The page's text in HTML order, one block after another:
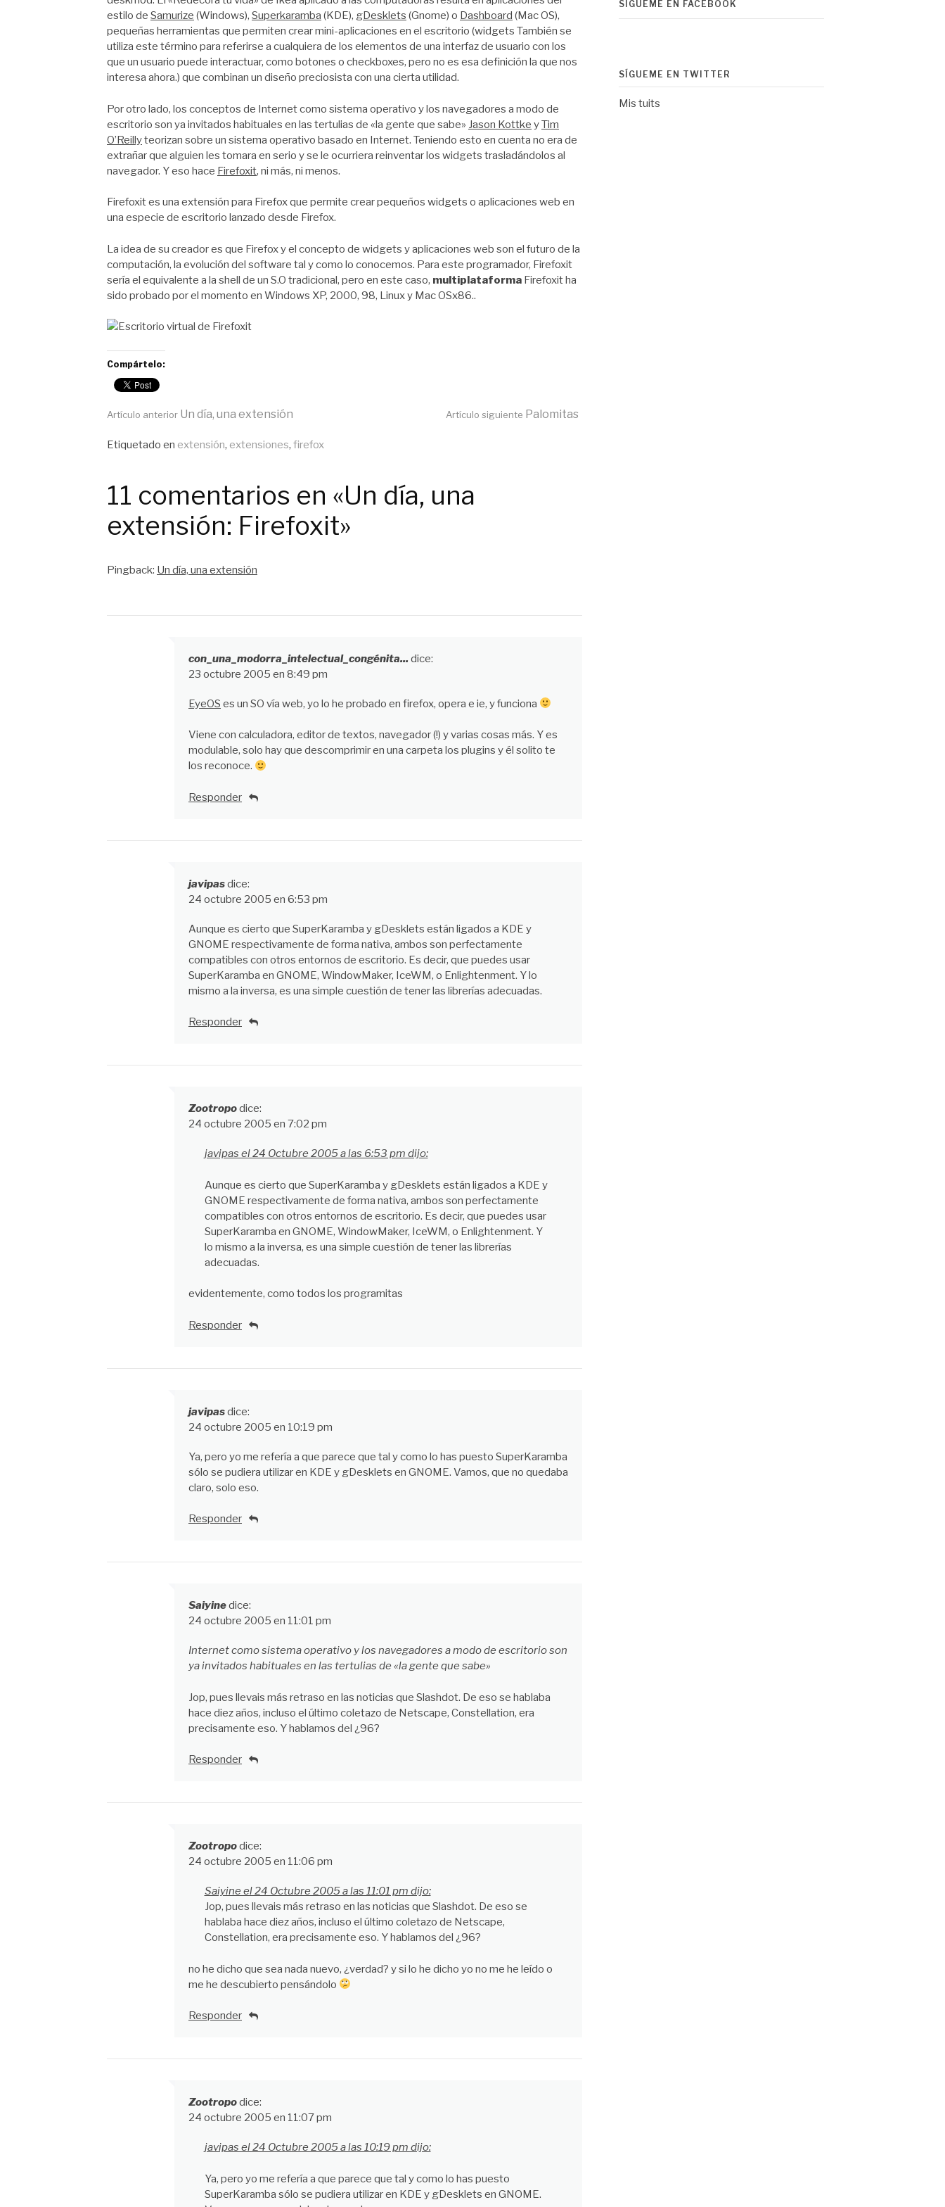
estilo de Samurize (Windows), Superkaramba (KDE), gDesklets (Gnome) o Dashboard (Mac OS),
pequeñas herramientas que permiten crear mini-aplicaciones en el escritorio (widgets También se
utiliza este término para referirse a cualquiera de los elementos de una interfaz de usuario con los
que un usuario puede interactuar, como botones o checkboxes, pero no es esa definición la que nos
interesa ahora.) que combinan un diseño preciosista con una cierta utilidad.
Por otro lado, los conceptos de Internet como sistema operativo y los navegadores a modo de
escritorio son ya invitados habituales en las tertulias de «la gente que sabe» Jason Kottke yTim
O’Reillyteorizan sobre un sistema operativo basado en Internet. Teniendo esto en cuenta no era de
extrañar que alguien les tomara en serio y se le ocurriera reinventar los widgets trasladándolos al
navegador. Y eso hace Firefoxit, ni más, ni menos.
Firefoxit es una extensión para Firefox que permite crear pequeños widgets o aplicaciones web en
una especie de escritorio lanzado desde Firefox.
La idea de su creador es que Firefox y el concepto de widgets y aplicaciones web son el futuro de la
computación, la evolución del software tal y como lo conocemos. Para este programador, Firefoxit
sería el equivalente a la shell de un S.O tradicional, pero en este caso, multiplataforma Firefoxit ha
sido probado por el momento en Windows XP, 2000, 98, Linux y Mac OSx86..
Compártelo:
Seguir
leyendo
Artículo anterior Un día, una extensión Artículo siguiente Palomitas
Publicado
Etiquetado en extensión, extensiones, firefox
11 comentarios en «Un día, una
extensión: Firefoxit»
Pingback: Un día, una extensión
con_una_modorra_intelectual_congénita... dice:
23 octubre 2005 en 8:49 pm
EyeOS es un SO vía web, yo lo he probado en firefox, opera e ie, y funciona
Viene con calculadora, editor de textos, navegador (!) y varias cosas más. Y es
modulable, solo hay que descomprimir en una carpeta los plugins y él solito te
los reconoce.
Responder
javipasdice:
24 octubre 2005 en 6:53 pm
Aunque es cierto que SuperKaramba y gDesklets están ligados a KDE y
GNOME respectivamente de forma nativa, ambos son perfectamente
compatibles con otros entornos de escritorio. Es decir, que puedes usar
SuperKaramba en GNOME, WindowMaker, IceWM, o Enlightenment. Y lo
mismo a la inversa, es una simple cuestión de tener las librerías adecuadas.
Responder
Zootropodice:
24 octubre 2005 en 7:02 pm
javipas el 24 Octubre 2005 a las 6:53 pm dijo:
Aunque es cierto que SuperKaramba y gDesklets están ligados a KDE y
GNOME respectivamente de forma nativa, ambos son perfectamente
compatibles con otros entornos de escritorio. Es decir, que puedes usar
SuperKaramba en GNOME, WindowMaker, IceWM, o Enlightenment. Y
lo mismo a la inversa, es una simple cuestión de tener las librerías
adecuadas.
evidentemente, como todos los programitas
Responder
javipasdice:
24 octubre 2005 en 10:19 pm
Ya, pero yo me refería a que parece que tal y como lo has puesto SuperKaramba
sólo se pudiera utilizar en KDE y gDesklets en GNOME. Vamos, que no quedaba
claro, solo eso.
Responder
Saiyinedice:
24 octubre 2005 en 11:01 pm
Internet como sistema operativo y los navegadores a modo de escritorio son
ya invitados habituales en las tertulias de «la gente que sabe»
Jop, pues llevais más retraso en las noticias que Slashdot. De eso se hablaba
hace diez años, incluso el último coletazo de Netscape, Constellation, era
precisamente eso. Y hablamos del ¿96?
Responder
Zootropodice:
24 octubre 2005 en 11:06 pm
Saiyine el 24 Octubre 2005 a las 11:01 pm dijo:
Jop, pues llevais más retraso en las noticias que Slashdot. De eso se
hablaba hace diez años, incluso el último coletazo de Netscape,
Constellation, era precisamente eso. Y hablamos del ¿96?
no he dicho que sea nada nuevo, ¿verdad? y si lo he dicho yo no me he leído o
me he descubierto pensándolo
Responder
Zootropodice:
24 octubre 2005 en 11:07 pm
javipas el 24 Octubre 2005 a las 10:19 pm dijo:
Ya, pero yo me refería a que parece que tal y como lo has puesto
SuperKaramba sólo se pudiera utilizar en KDE y gDesklets en GNOME.
SÍGUEME EN FACEBOOK
SÍGUEME EN TWITTER
Mis tuits